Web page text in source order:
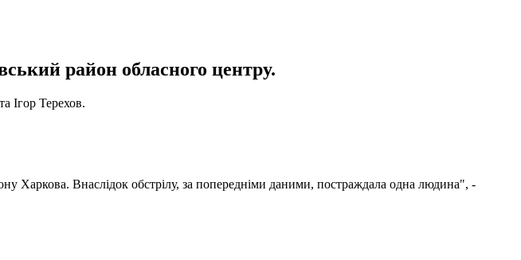
район обласного центру.
Ігор Терехов.
Харкова. Внаслідок обстрілу, за попередніми даними, постраждала одна людина", -